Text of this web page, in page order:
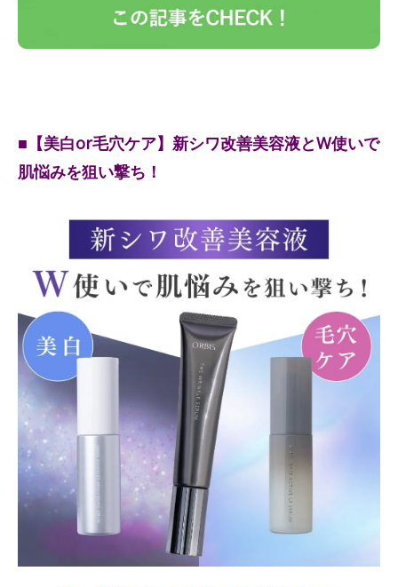
■【美白or毛穴ケア】新シワ改善美容液とW使いで
肌悩みを狙い撃ち！